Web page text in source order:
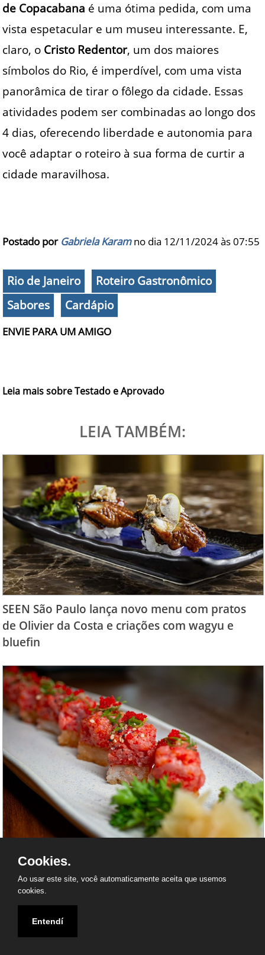
de Copacabana é uma ótima pedida, com uma
vista espetacular e um museu interessante. E,
claro, o Cristo Redentor, um dos maiores
símbolos do Rio, é imperdível, com uma vista
panorâmica de tirar o fôlego da cidade. Essas
atividades podem ser combinadas ao longo dos
4 dias, oferecendo liberdade e autonomia para
você adaptar o roteiro à sua forma de curtir a
cidade maravilhosa.
Postado por Gabriela Karamno dia 12/11/2024 às07:55
Rio de Janeiro
Roteiro Gastronômico
Sabores
Cardápio
ENVIE PARA UM AMIGO
Leia mais sobre Testado e Aprovado
LEIA TAMBÉM:
SEEN São Paulo lança novo menu com pratos
de Olivier da Costa e criações com wagyu e
bluefin
Nii Japanese Cuisine destaca pratos autorais
na Vila Madalena e aposta na culinária
japonesa contemporânea em São Paulo
Cookies.
Ao usar este site, você automaticamente aceita que usemos
cookies.
Entendí